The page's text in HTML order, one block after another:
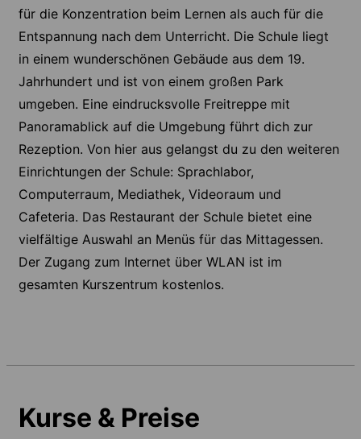
für die Konzentration beim Lernen als auch für die
Entspannung nach dem Unterricht. Die Schule liegt
in einem wunderschönen Gebäude aus dem 19.
Jahrhundert und ist von einem großen Park
umgeben. Eine eindrucksvolle Freitreppe mit
Panoramablick auf die Umgebung führt dich zur
Rezeption. Von hier aus gelangst du zu den weiteren
Einrichtungen der Schule: Sprachlabor,
Computerraum, Mediathek, Videoraum und
Cafeteria. Das Restaurant der Schule bietet eine
vielfältige Auswahl an Menüs für das Mittagessen.
Der Zugang zum Internet über WLAN ist im
gesamten Kurszentrum kostenlos.
Kurse & Preise